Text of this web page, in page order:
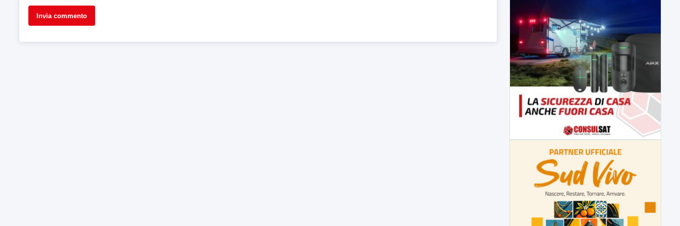
Malore o aggressione? Sarà
l'autopsia a chiarire il giallo di Villa
Adriana
Sarà affidato con ogni probabilità all'inizio
della prossima settimana l'incarico...